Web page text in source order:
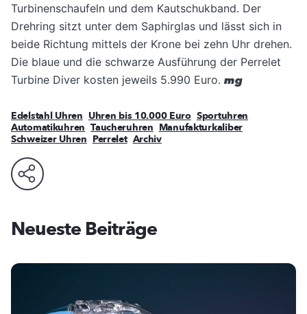
Turbinenschaufeln und dem Kautschukband. Der
Drehring sitzt unter dem Saphirglas und lässt sich in
beide Richtung mittels der Krone bei zehn Uhr drehen.
Die blaue und die schwarze Ausführung der Perrelet
Turbine Diver kosten jeweils 5.990 Euro. mg
Edelstahl Uhren Uhren bis 10.000 Euro Sportuhren
Automatikuhren Taucheruhren Manufakturkaliber
Schweizer Uhren Perrelet Archiv
Neueste Beiträge